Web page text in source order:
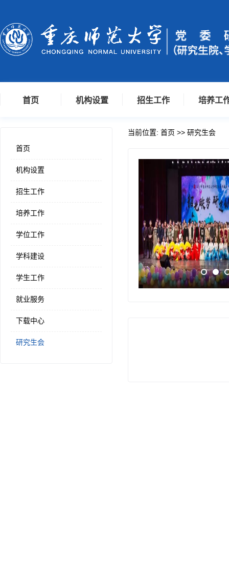
首页 机构设置 招生工作 培养工
首页
机构设置
招生工作
培养工作
学位工作
学科建设
学生工作
就业服务
下载中心
研究生会
当前位置: 首页 >> 研究生会